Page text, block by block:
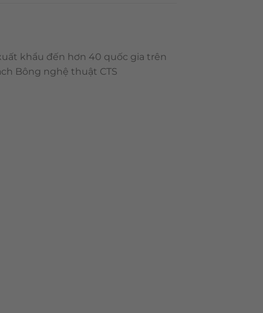
khẩu đến hơn 40 quốc gia trên
Bông nghệ thuật CTS